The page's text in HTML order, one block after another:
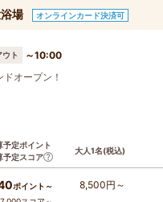
場 オンラインカード決済可
ト
～10:00
オープン！
予定ポイント
予定スコア
大人1名(税込)
ポイント～
8,500円～